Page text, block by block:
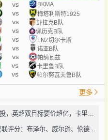
vs
BKMA
vs
梅塔利斯特1925
vs
舒拉克B队
vs
佩历克B队
vs
LNZ切尔卡斯
vs
诺亚B队
vs
帕纳瓦兹
vs
卡里鲁B队
vs 帕尔努瓦夫鲁B队
更多
Bleacher Report晒2026届新秀夏联评分：布泽尔、威尔逊、伦德博格摘A